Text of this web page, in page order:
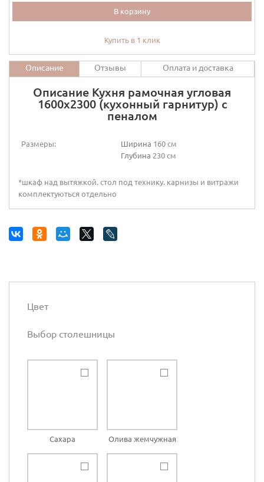
В корзину
Купить в 1 клик
Описание Отзывы Оплата и доставка
Описание Кухня рамочная угловая
1600х2300 (кухонный гарнитур) с
пеналом
Размеры: Ширина 160 см
Глубина 230 см
*шкаф над вытяжкой. стол под технику. карнизы и витражи
комплектуються отдельно
Цвет
Выбор столешницы
Сахара Олива жемчужная